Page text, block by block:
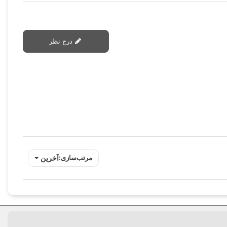
مرتب‌سازی:آخرین